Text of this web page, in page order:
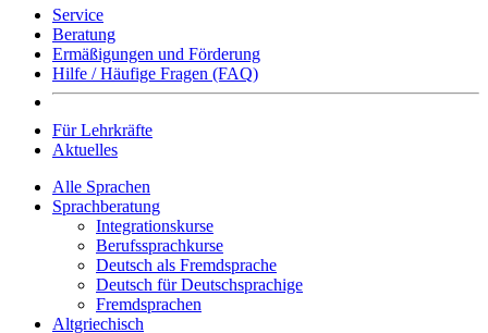
Service
Beratung
Ermäßigungen und Förderung
Hilfe / Häufige Fragen (FAQ)
Für Lehrkräfte
Aktuelles
Alle Sprachen
Sprachberatung
Integrationskurse
Berufssprachkurse
Deutsch als Fremdsprache
Deutsch für Deutschsprachige
Fremdsprachen
Altgriechisch